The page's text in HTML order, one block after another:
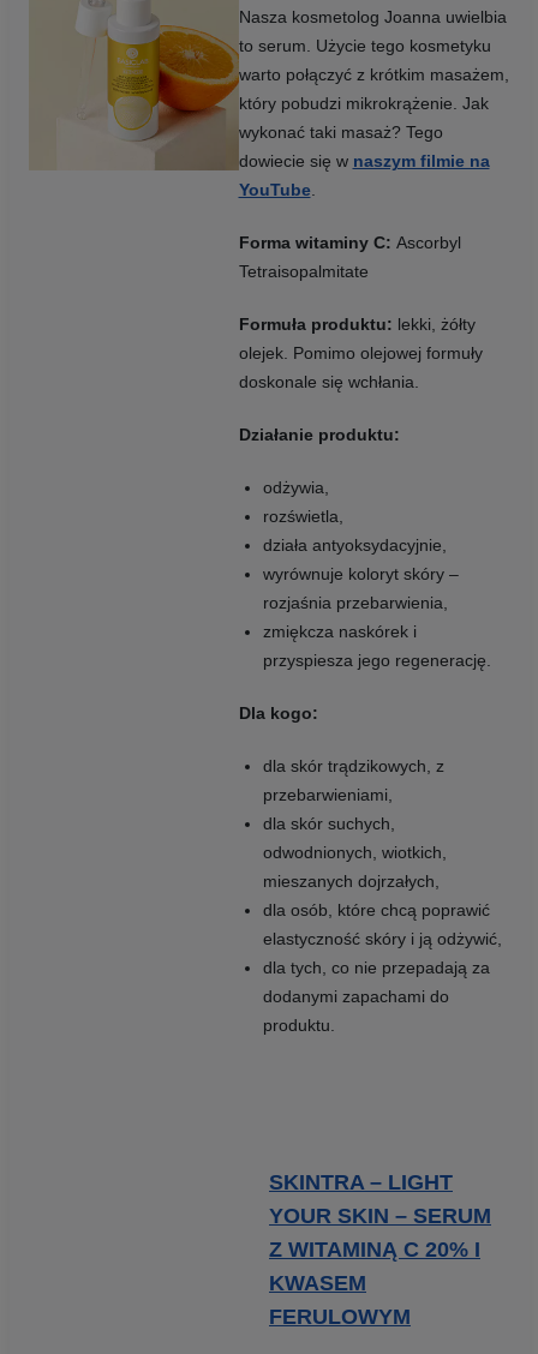
Nasza kosmetolog Joanna uwielbia
to serum. Użycie tego kosmetyku
warto połączyć z krótkim masażem,
który pobudzi mikrokrążenie. Jak
wykonać taki masaż? Tego
dowiecie się w naszym filmie na
YouTube.
Forma witaminy C: Ascorbyl
Tetraisopalmitate
Formuła produktu: lekki, żółty
olejek. Pomimo olejowej formuły
doskonale się wchłania.
Działanie produktu:
odżywia,
rozświetla,
działa antyoksydacyjnie,
wyrównuje koloryt skóry –
rozjaśnia przebarwienia,
zmiękcza naskórek i
przyspiesza jego regenerację.
Dla kogo:
dla skór trądzikowych, z
przebarwieniami,
dla skór suchych,
odwodnionych, wiotkich,
mieszanych dojrzałych,
dla osób, które chcą poprawić
elastyczność skóry i ją odżywić,
dla tych, co nie przepadają za
dodanymi zapachami do
produktu.
SKINTRA – LIGHT
YOUR SKIN – SERUM
Z WITAMINĄ C 20% I
KWASEM
FERULOWYM